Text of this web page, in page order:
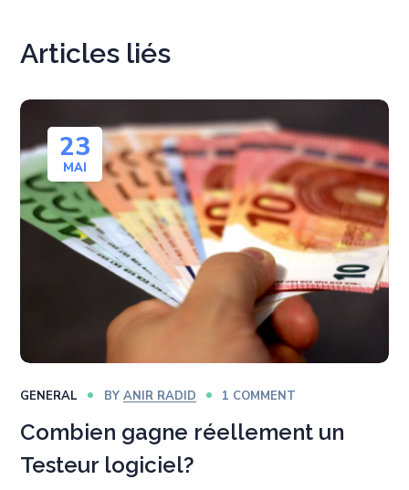
Articles liés
23
MAI
GENERAL BY ANIR RADID 1 COMMENT
Combien gagne réellement un
Testeur logiciel?